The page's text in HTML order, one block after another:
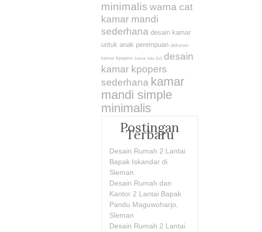
minimalis warna cat
kamar mandi
sederhana desain kamar
untuk anak perempuan dekorasi
kamar kpopers kamar tidur 2x3 desain
kamar kpopers
sederhana kamar
mandi simple
minimalis
Postingan
Terbaru
Desain Rumah 2 Lantai
Bapak Iskandar di
Sleman
Desain Rumah dan
Kantor 2 Lantai Bapak
Pandu Maguwoharjo,
Sleman
Desain Rumah 2 Lantai